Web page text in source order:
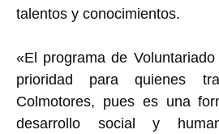
talentos y conocimientos.
«El programa de
prioridad para quienes
Colmotores, pues es una
desarrollo social y